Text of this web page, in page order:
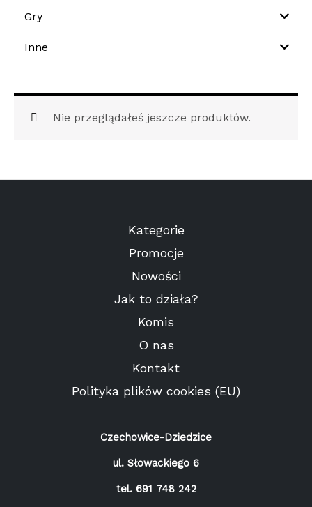
Gry
Inne
Nie przeglądałeś jeszcze produktów.
Kategorie
Promocje
Nowości
Jak to działa?
Komis
O nas
Kontakt
Polityka plików cookies (EU)
Czechowice-Dziedzice
ul. Słowackiego 6
tel. 691 748 242